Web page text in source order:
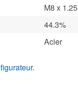
M8 x 1.25
44.3%
Acier
.